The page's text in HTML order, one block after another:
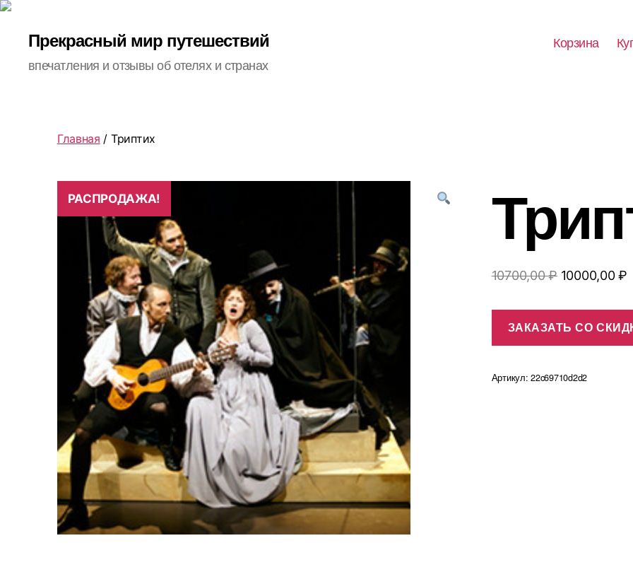
Прекрасный мир путешествий
впечатления и отзывы об отелях и странах
Корзина
Главная / Триптих
РАСПРОДАЖА!
10700,00₽
составляла
10700,00 ₽.
10000,00₽
ЗАКАЗАТЬ СО
Артикул:22c69710d2d2